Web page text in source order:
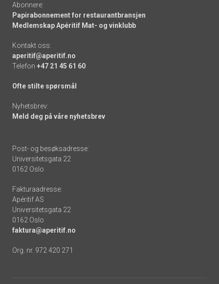
Abonnere:
Papirabonnement for restaurantbransjen
Medlemskap Apéritif Mat- og vinklubb
Kontakt oss:
aperitif@aperitif.no
Telefon +47 21 45 61 60
Ofte stilte spørsmål
Nyhetsbrev:
Meld deg på våre nyhetsbrev
Post- og besøksadresse:
Universitetsgata 22
0162 Oslo
Fakturaadresse:
Apéritif AS
Universitetsgata 22
0162 Oslo
faktura@aperitif.no
Org. nr. 972 420 271